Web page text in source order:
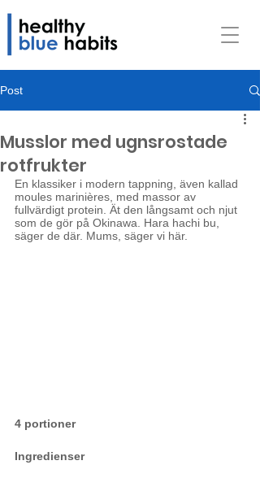
Post
Musslor med ugnsrostade
rotfrukter
En klas­si­ker i modern tapp­ning, även kallad
moules marinières, med mas­sor av
fullvärdigt pro­te­in. Ät den lång­samt och njut
som de gör på Oki­na­wa. Hara hachi bu,
säger de där. Mums, säger vi här.
4 portioner
Ingredienser